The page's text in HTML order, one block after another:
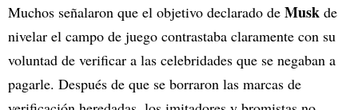
Muchos señalaron que el objetivo declarado de Musk de
nivelar el campo de juego contrastaba claramente con su
voluntad de verificar a las celebridades que se negaban a
pagarle. Después de que se borraron las marcas de